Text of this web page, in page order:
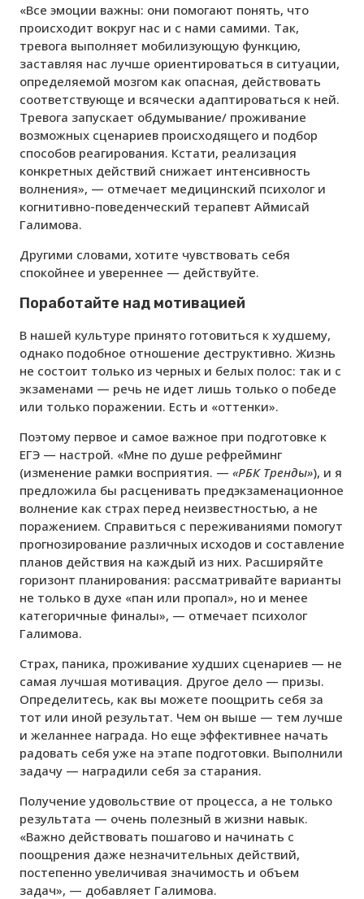
«Все эмоции важны: они помогают понять, что
происходит вокруг нас и с нами самими. Так,
тревога выполняет мобилизующую функцию,
заставляя нас лучше ориентироваться в ситуации,
определяемой мозгом как опасная, действовать
соответствующе и всячески адаптироваться к ней.
Тревога запускает обдумывание/ проживание
возможных сценариев происходящего и подбор
способов реагирования. Кстати, реализация
конкретных действий снижает интенсивность
волнения», — отмечает медицинский психолог и
когнитивно-поведенческий терапевт Аймисай
Галимова.
Другими словами, хотите чувствовать себя
спокойнее и увереннее — действуйте.
Поработайте над мотивацией
В нашей культуре принято готовиться к худшему,
однако подобное отношение деструктивно. Жизнь
не состоит только из черных и белых полос: так и с
экзаменами — речь не идет лишь только о победе
или только поражении. Есть и «оттенки».
Поэтому первое и самое важное при подготовке к
ЕГЭ — настрой. «Мне по душе рефрейминг
(изменение рамки восприятия. — «РБК Тренды»), и я
предложила бы расценивать предэкзаменационное
волнение как страх перед неизвестностью, а не
поражением. Справиться с переживаниями помогут
прогнозирование различных исходов и составление
планов действия на каждый из них. Расширяйте
горизонт планирования: рассматривайте варианты
не только в духе «пан или пропал», но и менее
категоричные финалы», — отмечает психолог
Галимова.
Страх, паника, проживание худших сценариев — не
самая лучшая мотивация. Другое дело — призы.
Определитесь, как вы можете поощрить себя за
тот или иной результат. Чем он выше — тем лучше
и желаннее награда. Но еще эффективнее начать
радовать себя уже на этапе подготовки. Выполнили
задачу — наградили себя за старания.
Получение удовольствие от процесса, а не только
результата — очень полезный в жизни навык.
«Важно действовать пошагово и начинать с
поощрения даже незначительных действий,
постепенно увеличивая значимость и объем
задач», — добавляет Галимова.